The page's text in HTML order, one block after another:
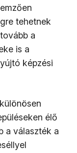
tehetnek
a
is a
képzési
élő
a választék a